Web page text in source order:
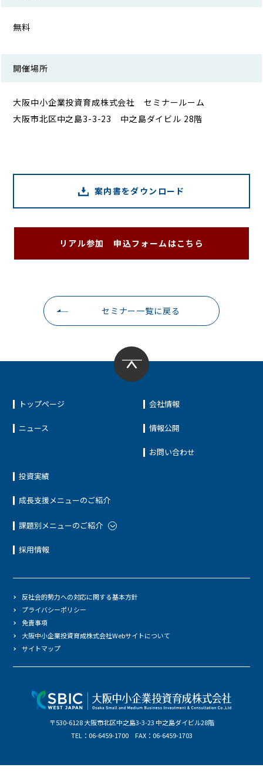
無料
開催場所
大阪中小企業投資育成株式会社 セミナールーム
大阪市北区中之島3-3-23 中之島ダイビル 28階
案内書をダウンロード
リアル参加 申込フォームはこちら
セミナー一覧に戻る
トップページ
ニュース
投資実績
成長支援メニューのご紹介
課題別メニューのご紹介
採用情報
会社情報
情報公開
お問い合わせ
〒530-6128 大阪市北区中之島3-3-23 中之島ダイビル28階
TEL：06-6459-1700 FAX：06-6459-1703
反社会的勢力への対応に関する基本方針
プライバシーポリシー
免責事項
大阪中小企業投資育成株式会社Webサイトについて
サイトマップ